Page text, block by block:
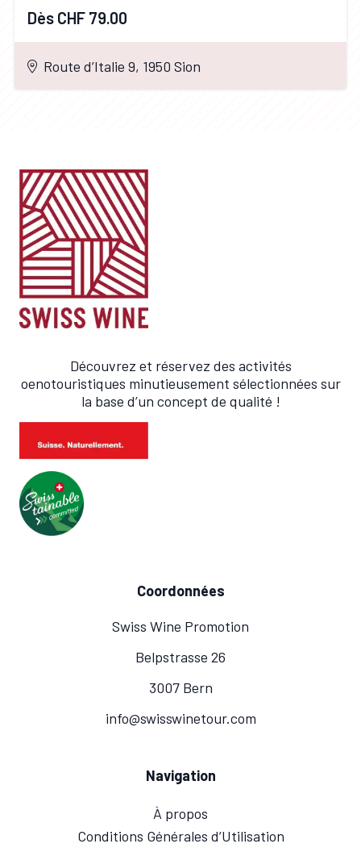
Dès CHF 79.00
Route d’Italie 9, 1950 Sion
Découvrez et réservez des activités
oenotouristiques minutieusement sélectionnées sur
la base d’un concept de qualité !
Coordonnées
Swiss Wine Promotion
Belpstrasse 26
3007 Bern
info@swisswinetour.com
Navigation
À propos
Conditions Générales d’Utilisation